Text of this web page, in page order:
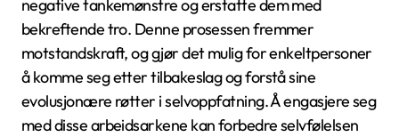
negative tankemønstre og erstatte dem med
bekreftende tro. Denne prosessen fremmer
motstandskraft, og gjør det mulig for enkeltpersoner
å komme seg etter tilbakeslag og forstå sine
evolusjonære røtter i selvoppfatning. Å engasjere seg
med disse arbeidsarkene kan forbedre selvfølelsen